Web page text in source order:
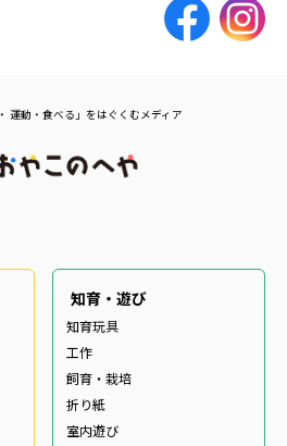
運動・食べる」をはぐくむメディア
知育・遊び
知育玩具
工作
飼育・栽培
折り紙
室内遊び